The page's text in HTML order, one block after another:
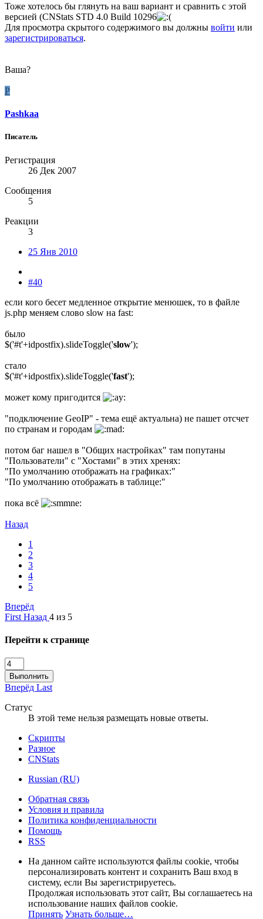
Тоже хотелось бы глянуть на ваш вариант и сравнить с этой
версией (CNStats STD 4.0 Build 10296
Для просмотра скрытого содержимого вы должны войти или
зарегистрироваться.
Ваша?
P
Pashkaa
Писатель
Регистрация
26 Дек 2007
Сообщения
5
Реакции
3
25 Янв 2010
#40
если кого бесет медленное открытие менюшек, то в файле
js.php меняем слово slow на fast:
было
$('#t'+idpostfix).slideToggle('slow');
стало
$('#t'+idpostfix).slideToggle('fast');
может кому пригодится
"подключение GeoIP" - тема ещё актуальна) не пашет отсчет
по странам и городам
потом баг нашел в "Общих настройках" там попутаны
"Пользователи" с "Хостами" в этих хренях:
"По умолчанию отображать на графиках:"
"По умолчанию отображать в таблице:"
пока всё
Назад
1
2
3
4
5
Вперёд
First Назад 4 из 5
Перейти к странице
Выполнить
Вперёд Last
Статус
В этой теме нельзя размещать новые ответы.
Скрипты
Разное
CNStats
Russian (RU)
Обратная связь
Условия и правила
Политика конфиденциальности
Помощь
RSS
На данном сайте используются файлы cookie, чтобы
персонализировать контент и сохранить Ваш вход в
систему, если Вы зарегистрируетесь.
Продолжая использовать этот сайт, Вы соглашаетесь на
использование наших файлов cookie.
Принять Узнать больше…